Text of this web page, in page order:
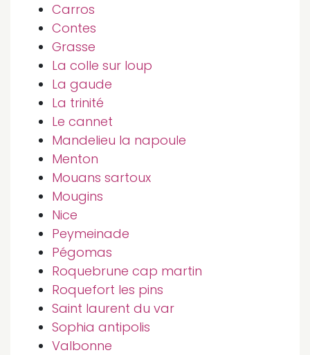
Carros
Contes
Grasse
La colle sur loup
La gaude
La trinité
Le cannet
Mandelieu la napoule
Menton
Mouans sartoux
Mougins
Nice
Peymeinade
Pégomas
Roquebrune cap martin
Roquefort les pins
Saint laurent du var
Sophia antipolis
Valbonne